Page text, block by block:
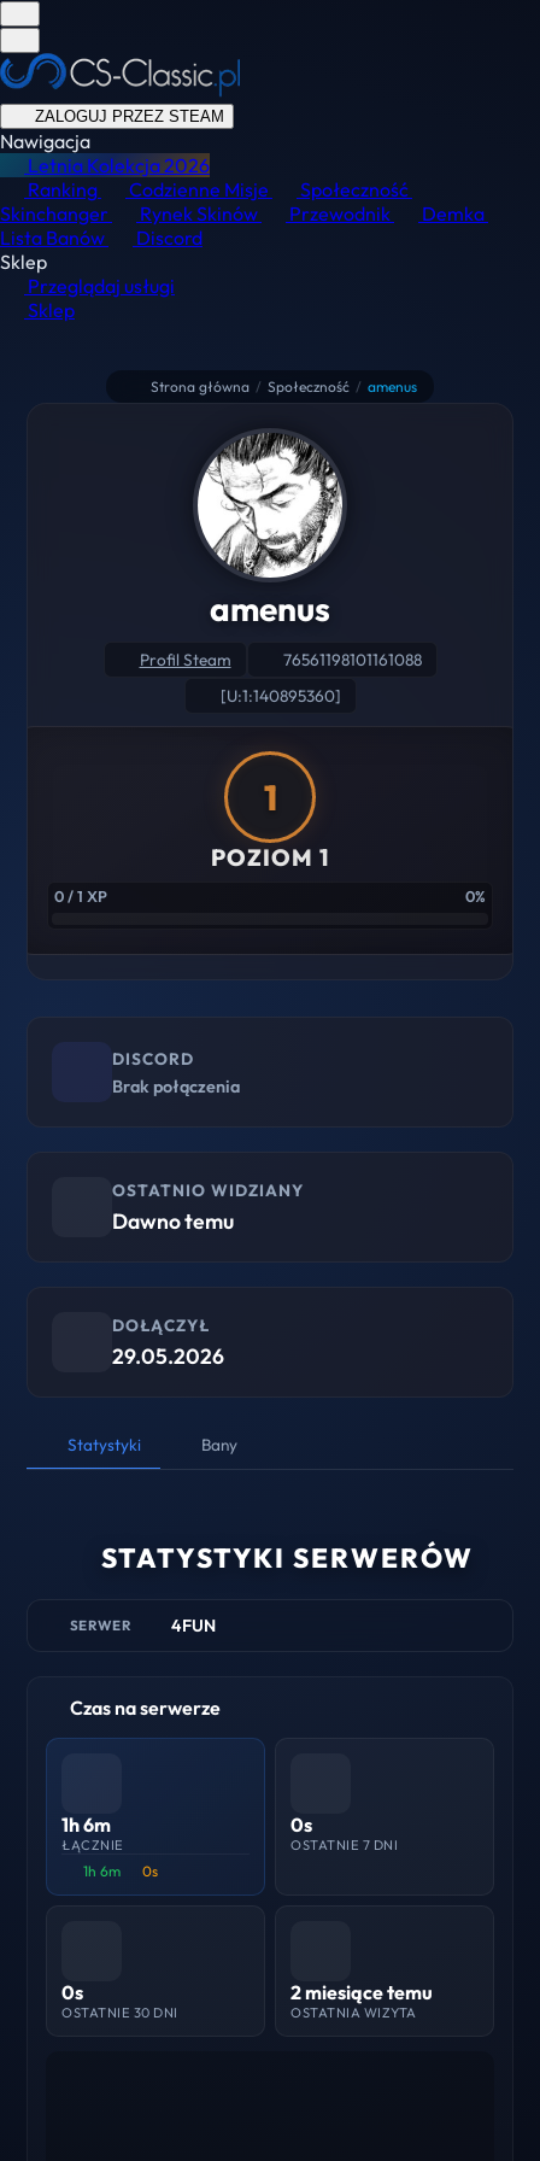
ZALOGUJ PRZEZ STEAM
Nawigacja
Letnia Kolekcja2026
Ranking
Codzienne Misje
Społeczność
Skinchanger
Rynek Skinów Przewodnik
Demka
Lista Banów
Discord
Sklep
Przeglądaj usługi
Sklep
Strona główna / Społeczność / amenus
amenus
Profil Steam
76561198101161088
[U:1:140895360]
1
POZIOM 1
0 / 1 XP 0%
DISCORD
Brak połączenia
OSTATNIO WIDZIANY
Dawno temu
DOŁĄCZYŁ
29.05.2026
Statystyki Bany
STATYSTYKI SERWERÓW
SERWER 4FUN
Czas na serwerze
1h 6m
ŁĄCZNIE
1h 6m 0s
0s
OSTATNIE 7 DNI
0s
OSTATNIE 30 DNI
2 miesiące temu
OSTATNIA WIZYTA